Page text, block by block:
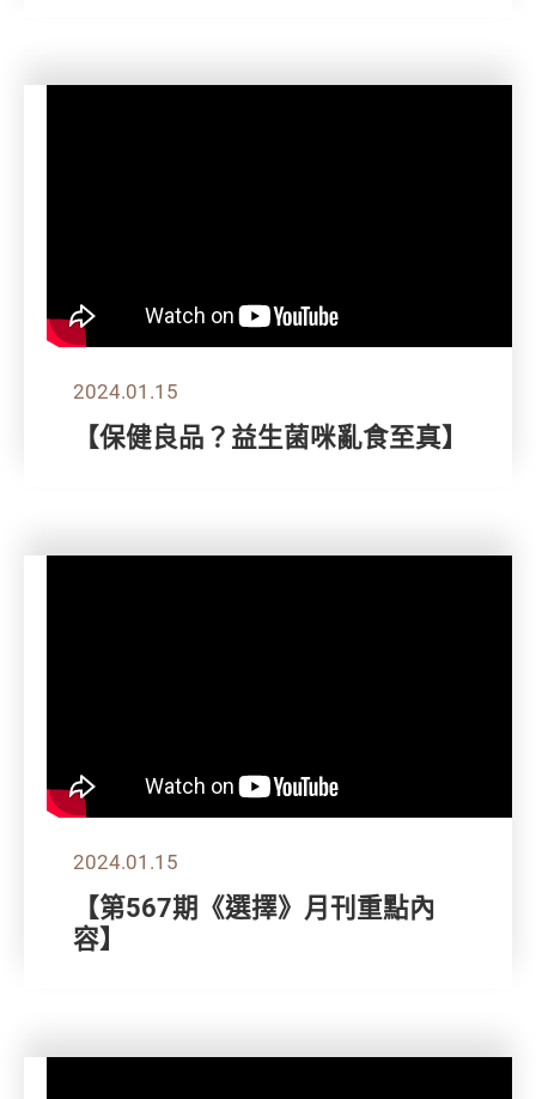
2024.01.15
【保健良品？益生菌咪亂食至真】
2024.01.15
【第567期《選擇》月刊重點內
容】